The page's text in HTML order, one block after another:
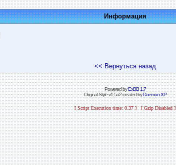
Информация
<< Вернуться назад
Powered byExBB 1.7
Original Style v1.5a2 created byDaemon.XP
[ Script Execution time: 0.37 ] [ Gzip Disabled ]